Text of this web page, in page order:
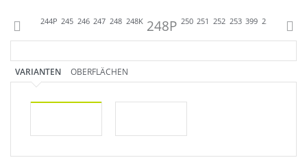
242 244P 245 246 247 248 248K 248P 250 251 252 253 399 254 354
VARIANTEN OBERFLÄCHEN